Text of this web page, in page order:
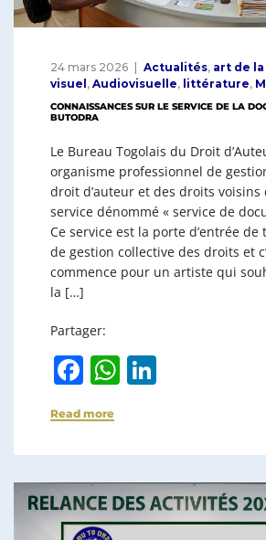
24 mars 2026 Actualités, art de
visuel , Audiovisuelle, littérature,
CONNAISSANCES SUR LE SERVICE DE LA
BUTODRA
Le Bureau Togolais du Droit
organisme professionnel de
droit d’auteur et des droits voisins
service dénommé « service de
Ce service est la porte d’entrée de
de gestion collective des droits et
commence pour un artiste qui
la […]
Partager:
F
c
e
b
o
W
s
A
p
e
dI
n
Read more